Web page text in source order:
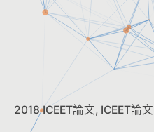
2018 ICEET論文 ICEET論文